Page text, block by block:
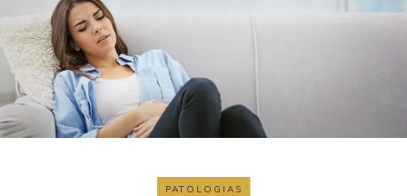
PATOLOGIAS